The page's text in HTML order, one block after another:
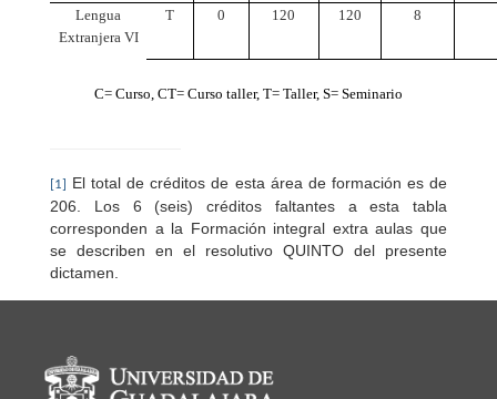
Lengua
Extranjera VI
T 0 120 120 8
C= Curso, CT= Curso taller, T= Taller, S= Seminario
[1]
El total de créditos de esta área de formación es de
206. Los 6 (seis) créditos faltantes a esta tabla
corresponden a la Formación integral extra aulas que
se describen en el resolutivo QUINTO del presente
dictamen.
Información del portal